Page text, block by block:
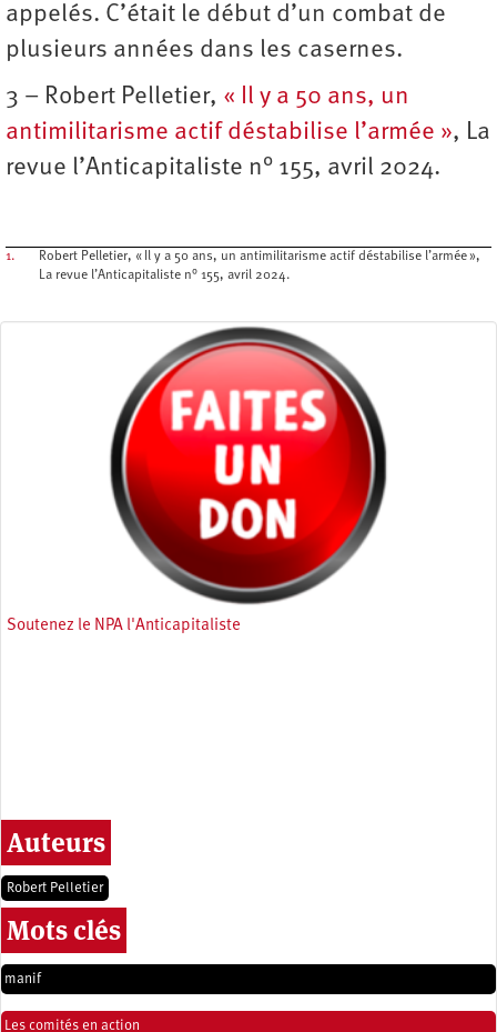
appelés. C’était le début d’un combat de
plusieurs années dans les casernes.
3 – Robert Pelletier, « Il y a 50 ans, un
antimilitarisme actif déstabilise l’armée », La
revue l’Anticapitaliste n° 155, avril 2024.
1.
Robert Pelletier, « Il y a 50 ans, un antimilitarisme actif déstabilise l’armée »,
La revue l’Anticapitaliste n° 155, avril 2024.
Soutenez le NPA l'Anticapitaliste
Auteurs
Robert Pelletier
Mots clés
manif
Les comités en action